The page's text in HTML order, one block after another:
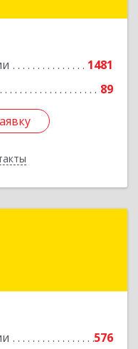
1481
89
576
г, Центральный